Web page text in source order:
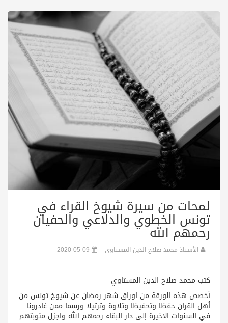
لمحات من سيرة شيوخ القراء في
تونس الخطوي والدلاعي والحفيان
رحمهم الله
الأستاذ محمد صلاح الدين المستاوي
كتب محمد صلاح الدين المستاوي
أخصص هذه الورقة من اوراق شهر رمضان عن شيوخ تونس من
أهل القران حفظا وتحفيظا وتلاوة وترتيلا ورسما ممن غادرونا
في السنوات الاخيرة إلى دار البقاء رحمهم الله واجزل مثوبتهم